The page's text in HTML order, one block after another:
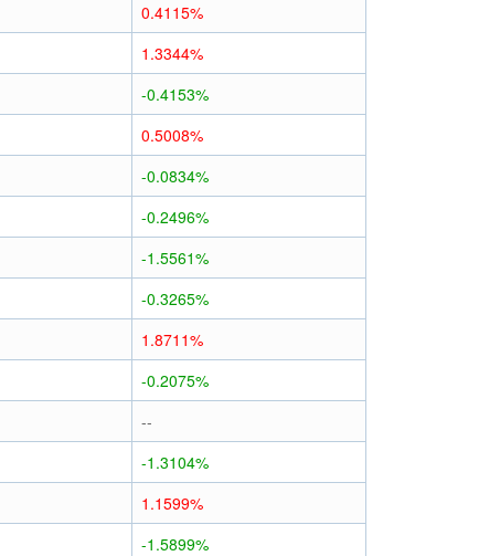
0.4115%
1.3344%
-0.4153%
0.5008%
-0.0834%
-0.2496%
-1.5561%
-0.3265%
1.8711%
-0.2075%
--
-1.3104%
1.1599%
-1.5899%